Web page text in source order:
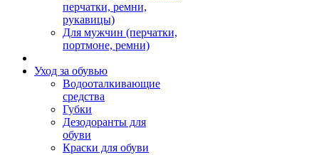
перчатки, ремни,
рукавицы)
Для мужчин (перчатки,
портмоне, ремни)
Уход за обувью
Водооталкивающие
средства
Губки
Дезодоранты для
обуви
Краски для обуви